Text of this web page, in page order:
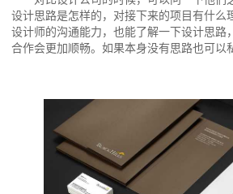
设计思路是怎样的，对接下来的项目有什么
设计师的沟通能力，也能了解一下设计思路
合作会更加顺畅。如果本身没有思路也可以